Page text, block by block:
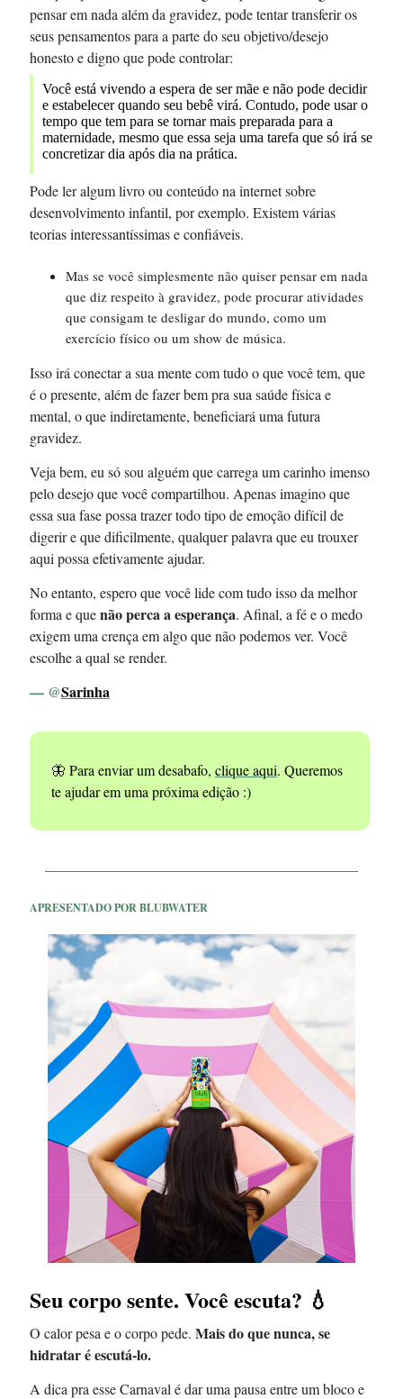
pensar em nada além da gravidez, pode tentar transferir os
seus pensamentos para a parte do seu objetivo/desejo
honesto e digno que pode controlar:
Você está vivendo a espera de ser mãe e não pode decidir
e estabelecer quando seu bebê virá. Contudo, pode usar o
tempo que tem para se tornar mais preparada para a
maternidade, mesmo que essa seja uma tarefa que só irá se
concretizar dia após dia na prática.
Pode ler algum livro ou conteúdo na internet sobre
desenvolvimento infantil, por exemplo. Existem várias
teorias interessantíssimas e confiáveis.
Mas se você simplesmente não quiser pensar em nada
que diz respeito à gravidez, pode procurar atividades
que consigam te desligar do mundo, como um
exercício físico ou um show de música.
Isso irá conectar a sua mente com tudo o que você tem, que
é o presente, além de fazer bem pra sua saúde física e
mental, o que indiretamente, beneficiará uma futura
gravidez.
Veja bem, eu só sou alguém que carrega um carinho imenso
pelo desejo que você compartilhou. Apenas imagino que
essa sua fase possa trazer todo tipo de emoção difícil de
digerir e que dificilmente, qualquer palavra que eu trouxer
aqui possa efetivamente ajudar.
No entanto, espero que você lide com tudo isso da melhor
forma e quenão perca a esperança. Afinal, a fé e o medo
exigem uma crença em algo que não podemos ver. Você
escolhe a qual se render.
— @Sarinha
🦋 Para enviar um desabafo, clique aqui. Queremos
te ajudar em uma próxima edição :)
APRESENTADO POR BLUBWATER
Seu corpo sente. Você escuta? 💧
O calor pesa e o corpo pede. Mais do que nunca, se
hidratar é escutá-lo.
A dica pra esse Carnaval é dar uma pausa entre um bloco e